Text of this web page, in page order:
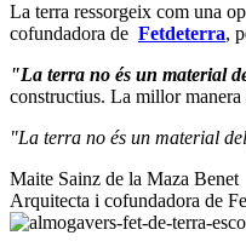
La terra ressorgeix com una
cofundadora de Fetdeterra,
"La terra no és un material
constructius. La millor manera
"La terra no és un material
Maite Sainz de la Maza Benet
Arquitecta i cofundadora de